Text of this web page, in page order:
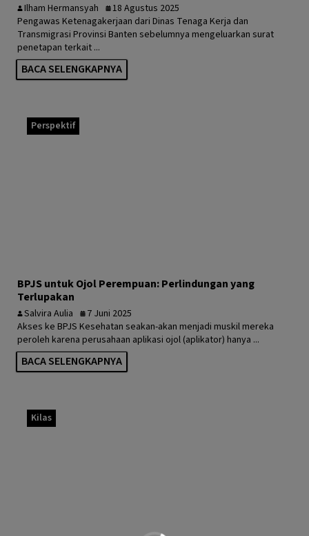
Ilham Hermansyah
18 Agustus 2025
Pengawas Ketenagakerjaan dari Dinas Tenaga Kerja dan
Transmigrasi Provinsi Banten sebelumnya mengeluarkan surat
penetapan terkait ...
BACA SELENGKAPNYA
Perspektif
BPJS untuk Ojol Perempuan: Perlindungan yang
Terlupakan
Salvira Aulia
7 Juni 2025
Akses ke BPJS Kesehatan seakan-akan menjadi muskil mereka
peroleh karena perusahaan aplikasi ojol (aplikator) hanya ...
BACA SELENGKAPNYA
Kilas